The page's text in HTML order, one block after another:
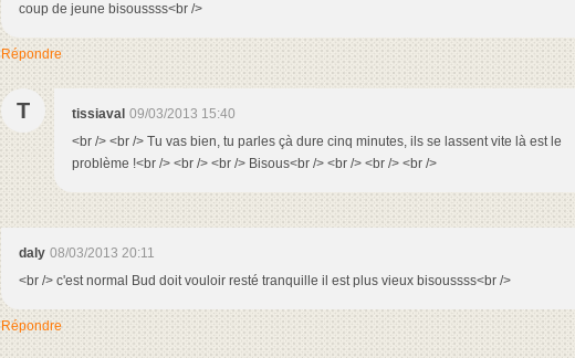
coup de jeune bisoussss<br />
Répondre
T tissiaval 09/03/2013 15:40
<br /> <br /> Tu vas bien, tu parles çà dure cinq minutes, ils se lassent vite là est le
problème !<br /> <br /> <br /> Bisous<br /> <br /> <br /> <br />
daly 08/03/2013 20:11
<br /> c'est normal Bud doit vouloir resté tranquille il est plus vieux bisoussss<br />
Répondre